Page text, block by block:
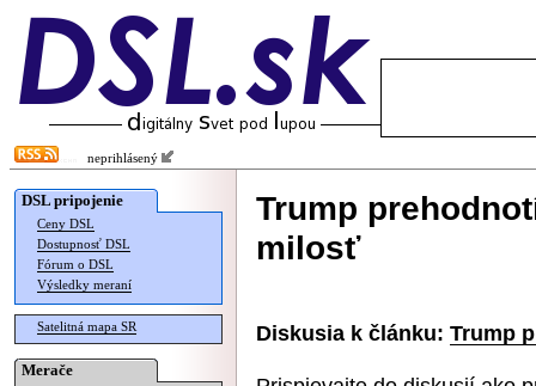
neprihlásený
DSL pripojenie
Ceny DSL
Dostupnosť DSL
Fórum o DSL
Výsledky meraní
Satelitná mapa SR
Merače
Trump
milosť
Diskusia k článku: Trump